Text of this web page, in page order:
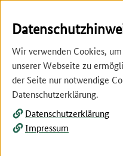
Springe
Hauptnavigation
Springe
Inhalt
Wir verwenden Cookies,
unserer Webseite zu
der Seite nur notwendige
Datenschutzerklärung.
Datenschutzerklärung
Impressum